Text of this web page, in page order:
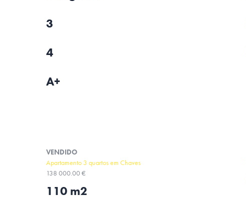
3
4
A+
VENDIDO
Apartamento 3 quartos em Chaves
138 000.00 €
110 m2